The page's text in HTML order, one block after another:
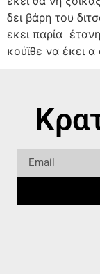
δει βάρη του
εκει παρία
κούϊθε να έκει